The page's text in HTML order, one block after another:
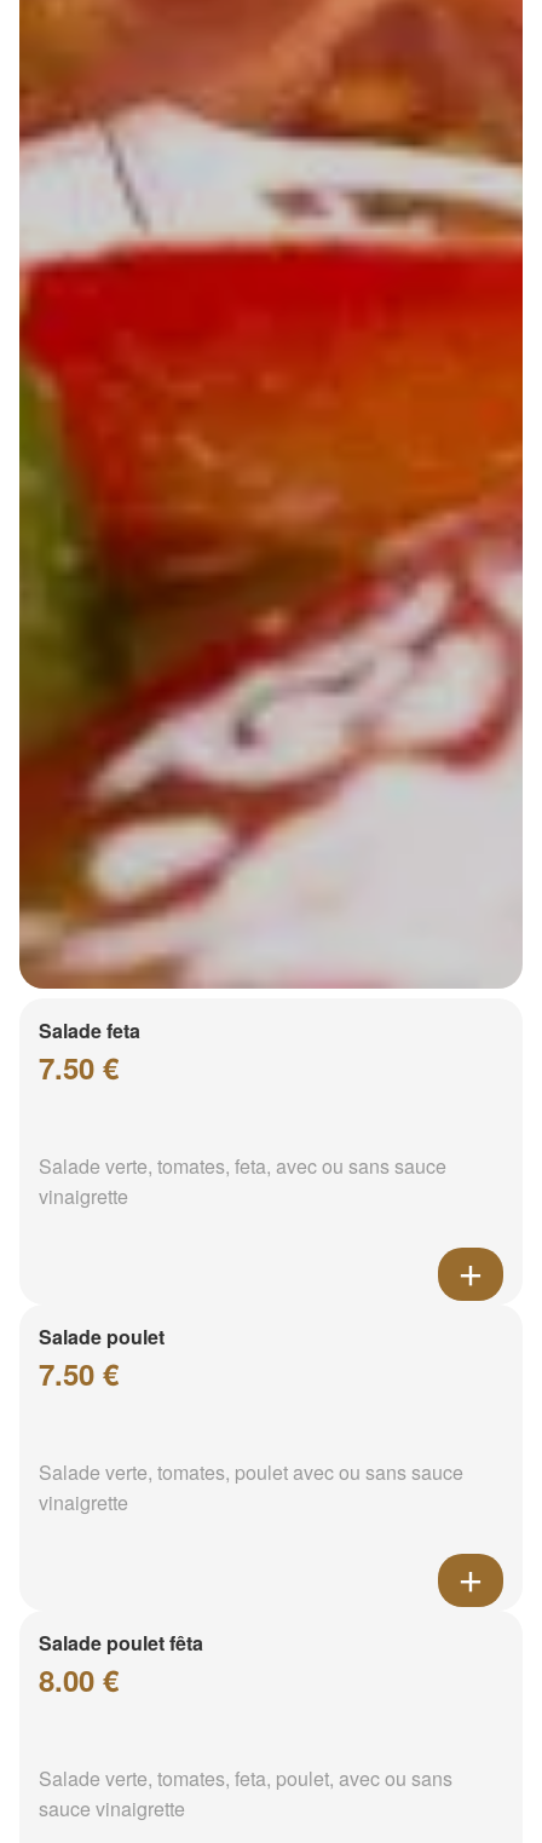
Salade feta
7.50 €
Salade verte, tomates, feta, avec ou sans sauce
vinaigrette
Salade poulet
7.50 €
Salade verte, tomates, poulet avec ou sans sauce
vinaigrette
Salade poulet fêta
8.00 €
Salade verte, tomates, feta, poulet, avec ou sans
sauce vinaigrette